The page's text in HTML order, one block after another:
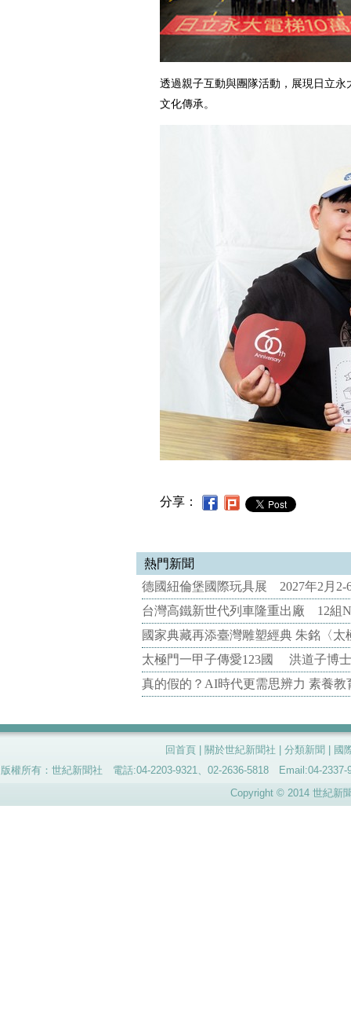
透過親子互動與團隊活動，展現日立
文化傳承。
分享：
熱門新聞
德國紐倫堡國際玩具展 2027年2月2-
台灣高鐵新世代列車隆重出廠 12組
國家典藏再添臺灣雕塑經典 朱銘〈
太極門一甲子傳愛123國 洪道子博
真的假的？AI時代更需思辨力 素養
回首頁 關於世紀新聞社 分類新聞
國
版權所有：世紀新聞社 電話:04-2203-9321、02-2636-5818 Email:04-
Copyright © 2014 世紀新